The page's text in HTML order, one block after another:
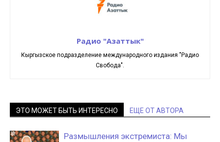
Радио "Азаттык"
Кыргызское подразделение международного издания "Радио
Свобода".
ЭТО МОЖЕТ БЫТЬ ИНТЕРЕСНО ЕЩЕ ОТ АВТОРА
Размышления экстремиста: Мы